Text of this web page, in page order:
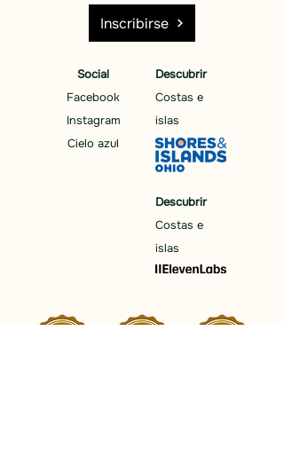
Inscribirse
Social
Facebook
Instagram
Cielo azul
Descubrir
Costas e
islas
Descubrir
Costas e
islas